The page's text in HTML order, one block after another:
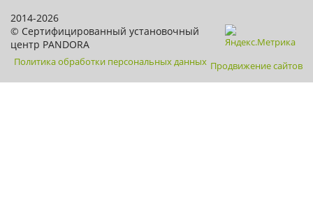
2014-2026
© Сертифицированный установочный
центр PANDORA
Политика обработки персональных данных Продвижение сайтов